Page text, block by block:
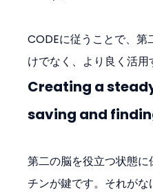
CODEに従うことで、
けでなく、より良く活用
Creating a
saving and
第二の脳を役立つ状態
チンが鍵です。それが